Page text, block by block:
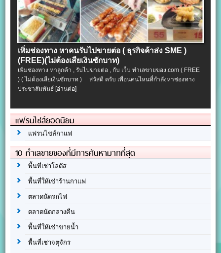
เพิ่มช่องทาง หาคนรับไปขายต่อ ( ธุรกิจค้าส่ง SME )
(FREE)(ไม่ต้องเสียเงินซักบาท)
เพิ่มช่องทาง หาลูกค้า , รับไปขายต่อ , กับ เว็บ ทำเลขายของ.com ( FREE
) ( ไม่ต้องเสียเงินซักบาท ) สวัสดี ครับ เพื่อนคนไหนที่กำลังหาช่องทาง
ประชาสัมพันธ์[อ่านต่อ]
แฟรนไชส์ยอดนิยม
แฟรนไชส์กาแฟ
10 ทำเลขายของที่มีการค้นหามากที่สุด
พื้นที่เช่าโลตัส
พื้นที่ให้เช่าร้านกาแฟ
ตลาดนัดรถไฟ
ตลาดนัดกลางคืน
พื้นที่ให้เช่าขายน้ำ
พื้นที่เช่าจตุจักร